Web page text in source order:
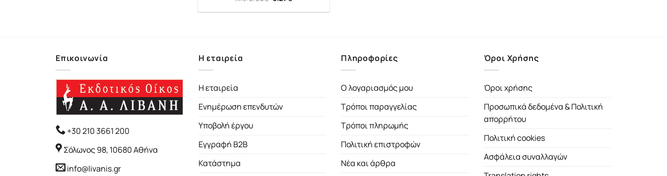
price
was: τιμή
Επικοινωνία
+30 210 3661 200
Σόλωνος 98, 10680 Αθήνα
info@livanis.gr
Η εταιρεία
Η εταιρεία
Ενημέρωση επενδυτών
Υποβολή έργου
Εγγραφή B2B
Κατάστημα
Πληροφορίες
Ο λογαριασμός μου
Τρόποι παραγγελίας
Τρόποι πληρωμής
Πολιτική επιστροφών
Νέα και άρθρα
Όροι Χρήσης
Όροι χρήσης
Προσωπικά δεδομένα & Πολιτική
απορρήτου
Πολιτική cookies
Ασφάλεια συναλλαγών